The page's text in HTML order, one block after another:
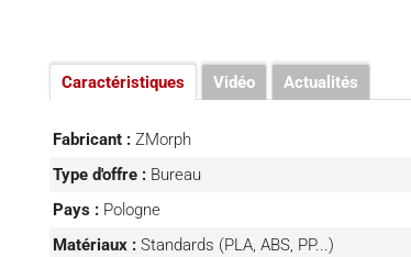
Caractéristiques Vidéo Actualités
Fabricant : ZMorph
Type d'offre : Bureau
Pays : Pologne
Matériaux : Standards (PLA, ABS, PP...)